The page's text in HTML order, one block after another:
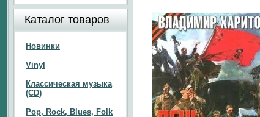
Каталог товаров
Новинки
Vinyl
Классическая музыка
(CD)
Pop, Rock, Blues, Folk